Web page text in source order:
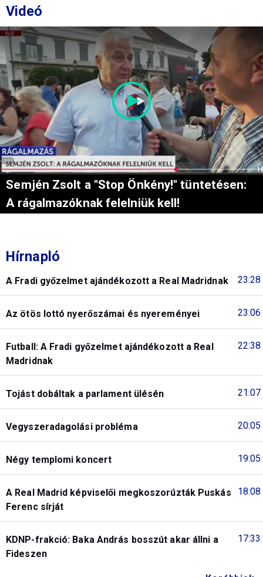
Videó
Semjén Zsolt a "Stop Önkény!" tüntetésen:
A rágalmazóknak felelniük kell!
Hírnapló
23:28
A Fradi győzelmet ajándékozott a Real Madridnak
23:06
Az ötös lottó nyerőszámai és nyereményei
22:38
Futball: A Fradi győzelmet ajándékozott a Real
Madridnak
21:07
Tojást dobáltak a parlament ülésén
20:05
Vegyszeradagolási probléma
19:05
Négy templomi koncert
18:08
A Real Madrid képviselői megkoszorúzták Puskás
Ferenc sírját
17:33
KDNP-frakció: Baka András bosszút akar állni a
Fideszen